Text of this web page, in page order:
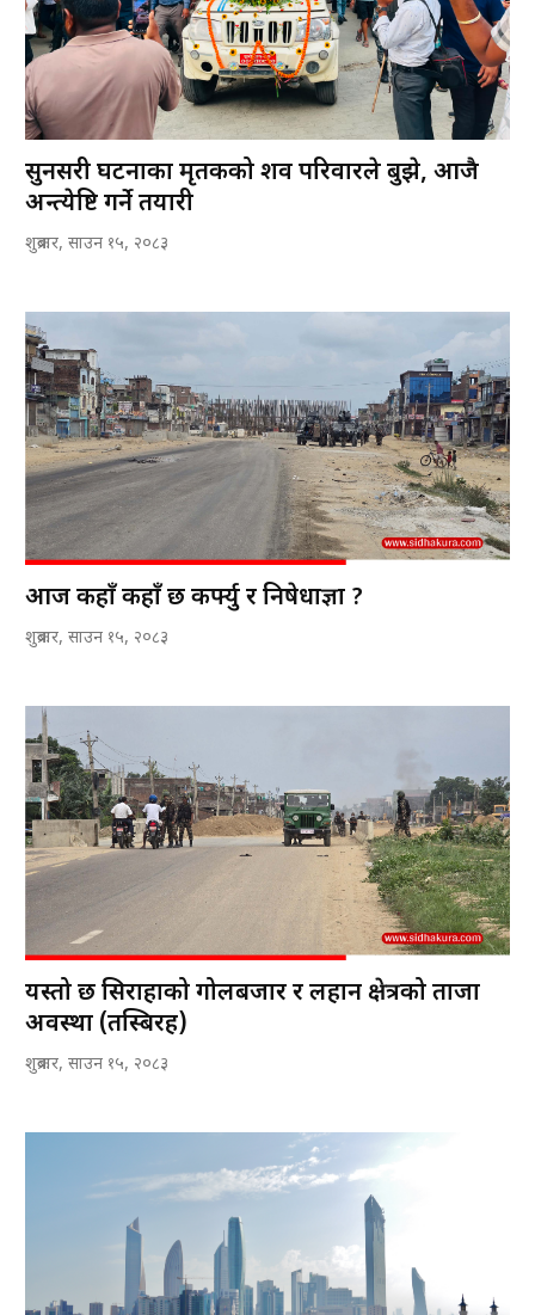
सुनसरी घटनाका मृतकको शव परिवारले बुझे, आजै
अन्त्येष्टि गर्ने तयारी
शुक्रबार, साउन १५, २०८३
आज कहाँ कहाँ छ कर्फ्यु र निषेधाज्ञा ?
शुक्रबार, साउन १५, २०८३
यस्तो छ सिराहाको गोलबजार र लहान क्षेत्रको ताजा
अवस्था (तस्बिरहरु)
शुक्रबार, साउन १५, २०८३